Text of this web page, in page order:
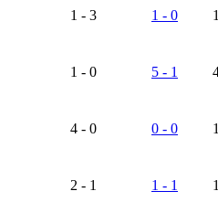
1 - 3 1 - 0
1 - 0 5 - 1
4 - 0 0 - 0
2 - 1 1 - 1